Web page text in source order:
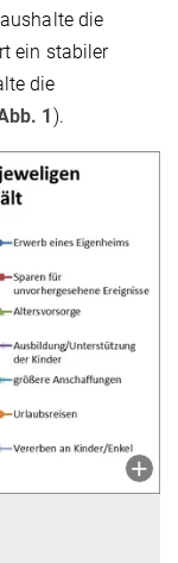
die
ein stabiler
die
1).